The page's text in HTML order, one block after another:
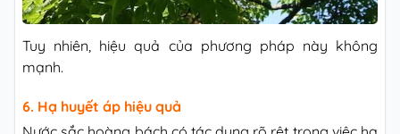
Tuy nhiên, hiệu quả của phương pháp này không
mạnh.
6. Hạ huyết áp hiệu quả